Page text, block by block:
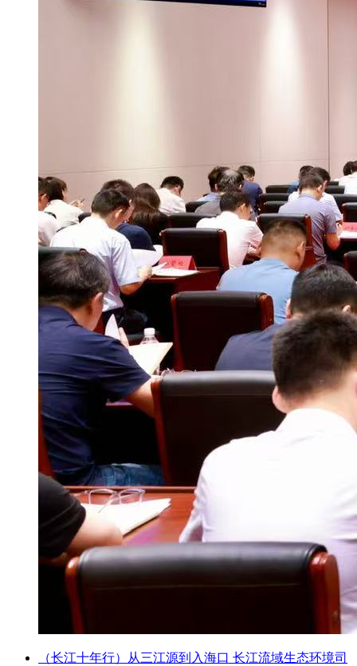
（长江十年行）从三江源到入海口 长江流域生态环境司